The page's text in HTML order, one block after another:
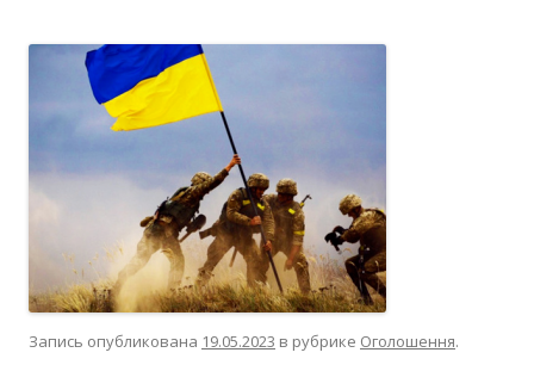
Запись опубликована 19.05.2023 в рубрике Оголошення.